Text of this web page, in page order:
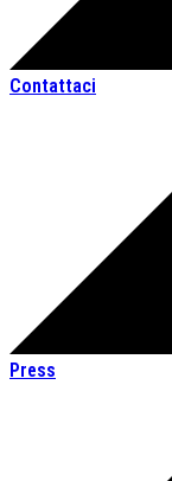
Contattaci
Press